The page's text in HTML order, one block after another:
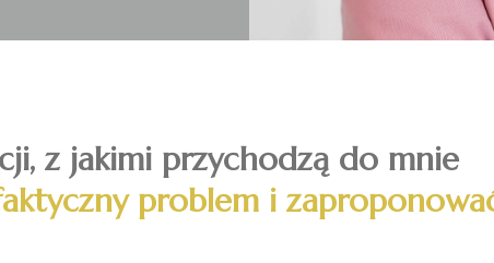
z jakimi przychodzą do mnie
problem i